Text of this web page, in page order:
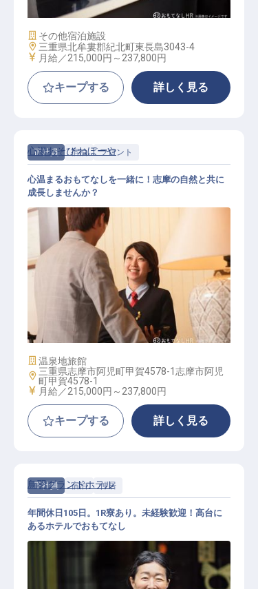
施設業態
その他宿泊施設
勤務地
三重県北牟婁郡紀北町東長島3043-4
給与
月給／215,000円～ 237,800円
キープする 詳しく見る
正社員 宿泊 フロント
サービス総合職（フロント係）
心湯あそび ねぼーや
心温まるおもてなしを一緒に！志摩の自然と共に
成長しませんか？
施設業態
温泉地旅館
勤務地
三重県志摩市阿児町甲賀4578-1志摩市阿児
町甲賀4578-1
給与
月給／215,000円～ 237,800円
キープする 詳しく見る
正社員 宿泊 仲居
鳥羽グランドホテル
年間休日105日。1R寮あり。未経験歓迎！高台に
あるホテルでおもてなし